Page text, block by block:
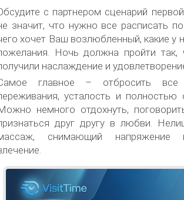
с партнером сценарий
значит, что нужно все расписать
хочет Ваш возлюбленный, какие у
Ночь должна пройти так,
наслаждение и
главное – отбросить все
усталость и полностью
немного отдохнуть,
друг другу в любви.
снимающий напряжение